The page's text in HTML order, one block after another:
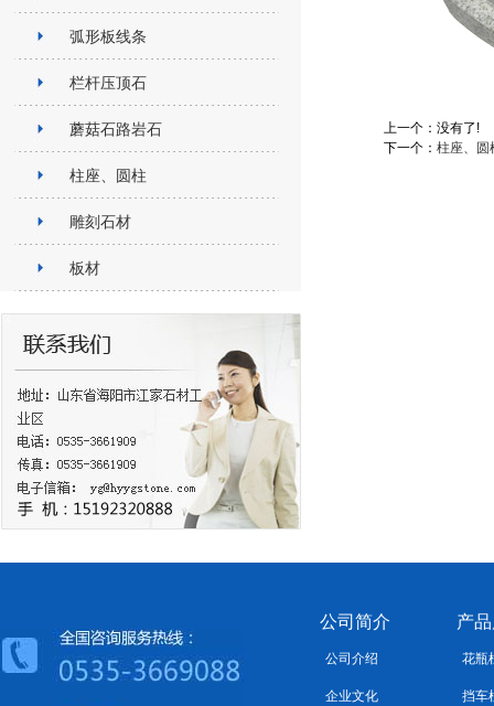
弧形板线条
栏杆压顶石
蘑菇石路岩石
柱座、圆柱
雕刻石材
板材
上一个：没有了!
下一个： 柱座、圆
公司简介
公司介绍
企业文化
产
花瓶
挡车